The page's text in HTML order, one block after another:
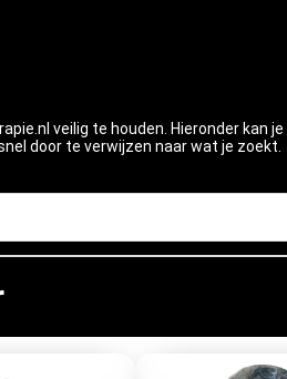
veilig te houden. Hieronder kan
door te verwijzen naar wat je zoekt.